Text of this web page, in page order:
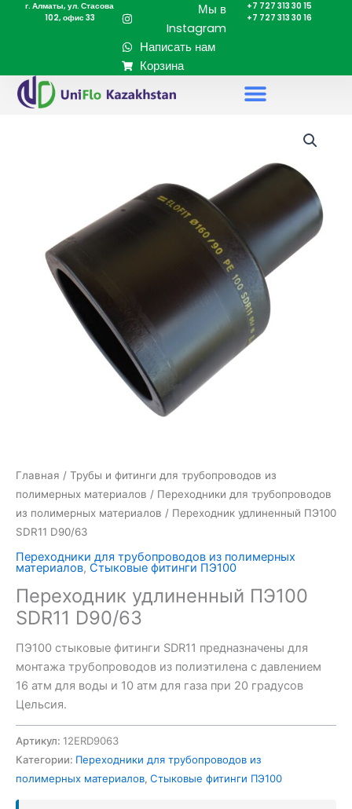
Перейтиг. Алматы, ул. Стасова
102, офис 33
Мы в
Instagram
Написать нам
Корзина
+7 727 313 30 15
+7 727 313 30 16
Главная / Трубы и фитинги для трубопроводов из
полимерных материалов / Переходники для трубопроводов
из полимерных материалов / Переходник удлиненный ПЭ100
SDR11 D90/63
Переходники для трубопроводов из полимерных
материалов, Стыковые фитинги ПЭ100
Переходник удлиненный ПЭ100
SDR11 D90/63
ПЭ100 стыковые фитинги SDR11 предназначены для
монтажа трубопроводов из полиэтилена с давлением
16 атм для воды и 10 атм для газа при 20 градусов
Цельсия.
Артикул: 12ERD9063
Категории: Переходники для трубопроводов из
полимерных материалов, Стыковые фитинги ПЭ100